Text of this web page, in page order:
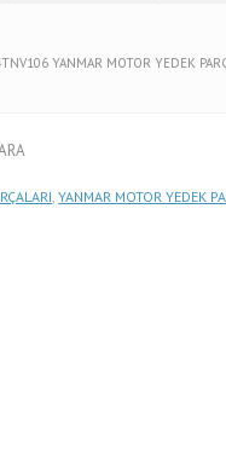
YANMAR MOTOR YEDEK
,YANMAR MOTOR YEDEK